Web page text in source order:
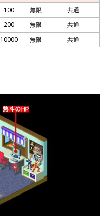
100 無限
共通
200 無限
共通
10000 無限 共通